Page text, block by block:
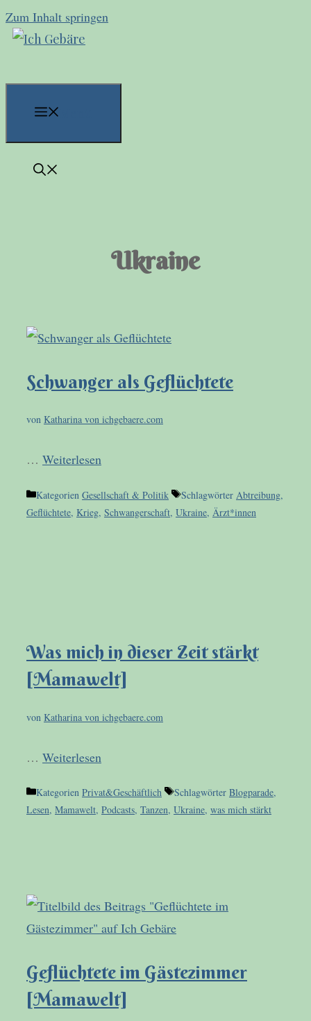
Zum Inhalt springen
Ukraine
Schwanger als Geflüchtete
von Katharina von ichgebaere.com
… Weiterlesen
Kategorien Gesellschaft & Politik Schlagwörter Abtreibung,
Geflüchtete, Krieg, Schwangerschaft, Ukraine, Ärzt*innen
Was mich in dieser Zeit stärkt
[Mamawelt]
von Katharina von ichgebaere.com
… Weiterlesen
Kategorien Privat&Geschäftlich Schlagwörter Blogparade,
Lesen, Mamawelt, Podcasts, Tanzen, Ukraine, was mich stärkt
Geflüchtete im Gästezimmer
[Mamawelt]